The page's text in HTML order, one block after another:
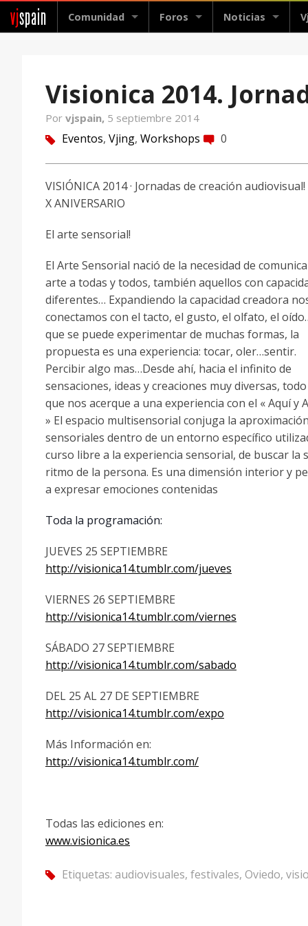
vjspain Comunidad Foros Noticias
Visionica 2014.
Por vjspain, 5 septiembre 2014
tag Eventos, Vjing, Workshops comment 0
VISIÓNICA 2014 · Jornadas de creación audiovisual!
X ANIVERSARIO
El arte sensorial!
El Arte Sensorial nació de la necesidad de
arte a todas y todos, también aquellos con
diferentes… Expandiendo la capacidad creadora
conectamos con el tacto, el gusto, el olfato, el
que se puede experimentar de muchas formas, la
propuesta es una experiencia: tocar, oler…sentir.
Percibir algo mas…Desde ahí, hacia el infinito de
sensaciones, ideas y creaciones muy diversas,
que nos acerque a una experiencia con el « Aquí y
» El espacio multisensorial conjuga la
sensoriales dentro de un entorno específico
curso libre a la experiencia sensorial, de buscar la
ritmo de la persona. Es una dimensión interior y
a expresar emociones contenidas
Toda la programación:
JUEVES 25 SEPTIEMBRE
http://visionica14.tumblr.com/jueves
VIERNES 26 SEPTIEMBRE
http://visionica14.tumblr.com/viernes
SÁBADO 27 SEPTIEMBRE
http://visionica14.tumblr.com/sabado
DEL 25 AL 27 DE SEPTIEMBRE
http://visionica14.tumblr.com/expo
Más Información en:
http://visionica14.tumblr.com/
Todas las ediciones en:
www.visionica.es
tag Etiquetas: audiovisuales, festivales, Oviedo,